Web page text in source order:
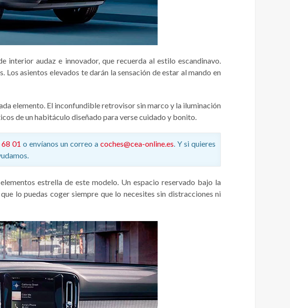
audaz e innovador, que recuerda al estilo escandinavo.
asientos elevados te darán la sensación de estar al mando en
elemento. El inconfundible retrovisor sin marco y la iluminación
de un habitáculo diseñado para verse cuidado y bonito.
01 o envíanos un correo a coches@cea-online.es. Y si quieres
estrella de este modelo. Un espacio reservado bajo la
lo puedas coger siempre que lo necesites sin distracciones ni